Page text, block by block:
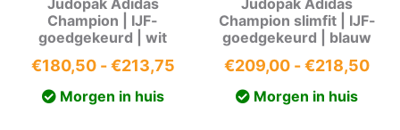
Champion | IJF-
goedgekeurd | wit
€180,50 -€213,75Prijsklasse:
€180,50
Morgen in huis
Champion slimfit | IJF-
goedgekeurd | blauw
€209,00 -€218,50
Morgen in huis